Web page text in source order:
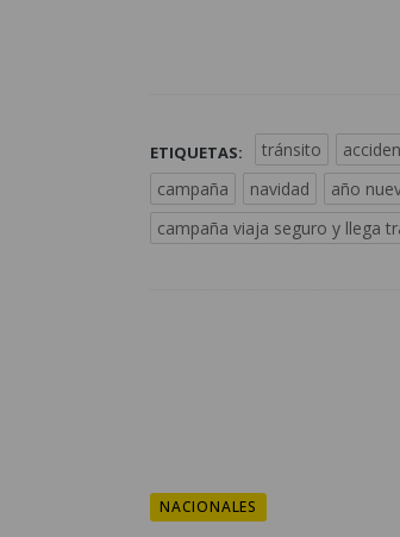
ETIQUETAS: tránsito
campaña
navidad año
campaña viaja seguro y llega
NACIONALES